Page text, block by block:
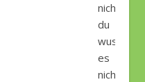
nicht,
du
wusstest
es
nicht!